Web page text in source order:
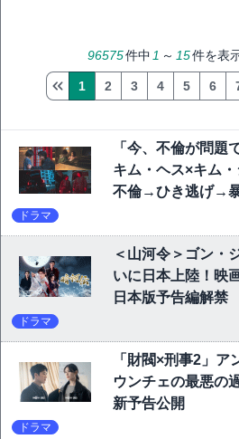
96575件中 1 ～ 15件を表
1 2 3 4 5 6
「今、不倫が問題
キム・ヘス×キム
不倫→ひき逃げ→
ドラマ
＜山河令＞ゴン・
いに日本上陸！映
日本版予告編解禁
ドラマ
「財閥×刑事2」ア
ウンチェの最悪の
新予告公開
ドラマ